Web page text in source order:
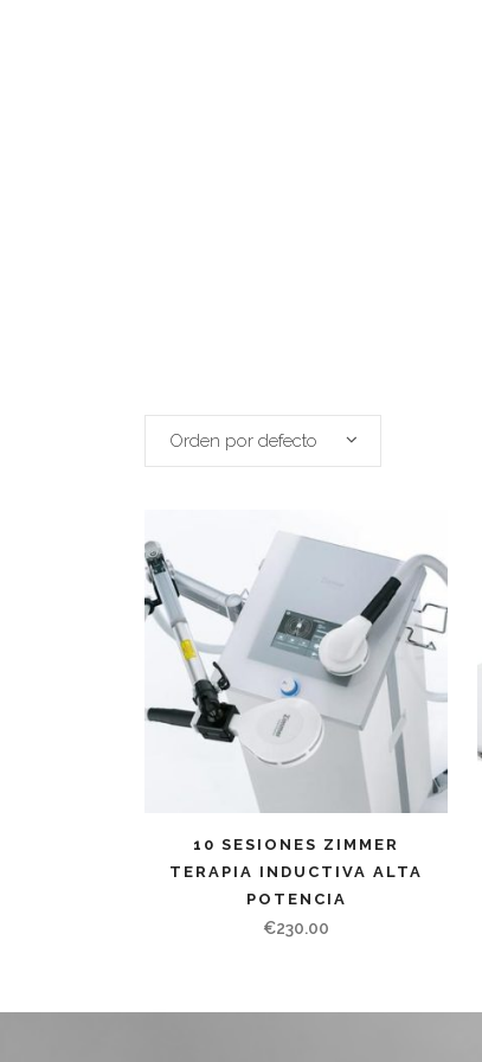
Orden por defecto
10 SESIONES ZIMMER
TERAPIA INDUCTIVA ALTA
POTENCIA
€230.00